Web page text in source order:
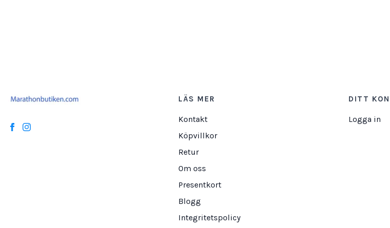
LÄS MER
Kontakt
Köpvillkor
Retur
Om oss
Presentkort
Blogg
Integritetspolicy
DITT
Logga in